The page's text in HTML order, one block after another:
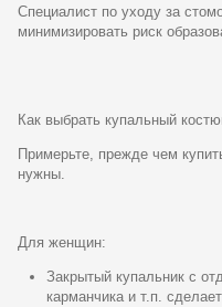
Специалист по уходу за
минимизировать риск
Как выбрать купальный
Примерьте, прежде чем
нужны.
Для женщин:
Закрытый купальник с
карманчика и т.п.